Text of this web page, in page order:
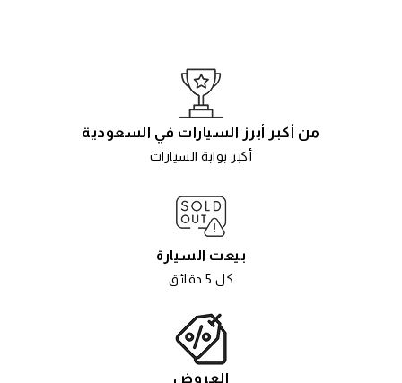
من أكبر أبرز السيارات في السعودية
أكبر بوابة السيارات
بيعت السيارة
كل 5 دقائق
العروض